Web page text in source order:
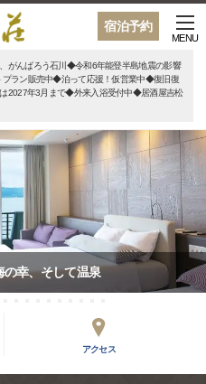
宿泊予約
MENU
がんばろう石川◆令和6年能登半島地震の影響
ラン販売中◆泊って応援！仮営業中◆復旧復
2027年3月まで◆外来入浴受付中◆居酒屋吉松
幸、そして温泉
アクセス